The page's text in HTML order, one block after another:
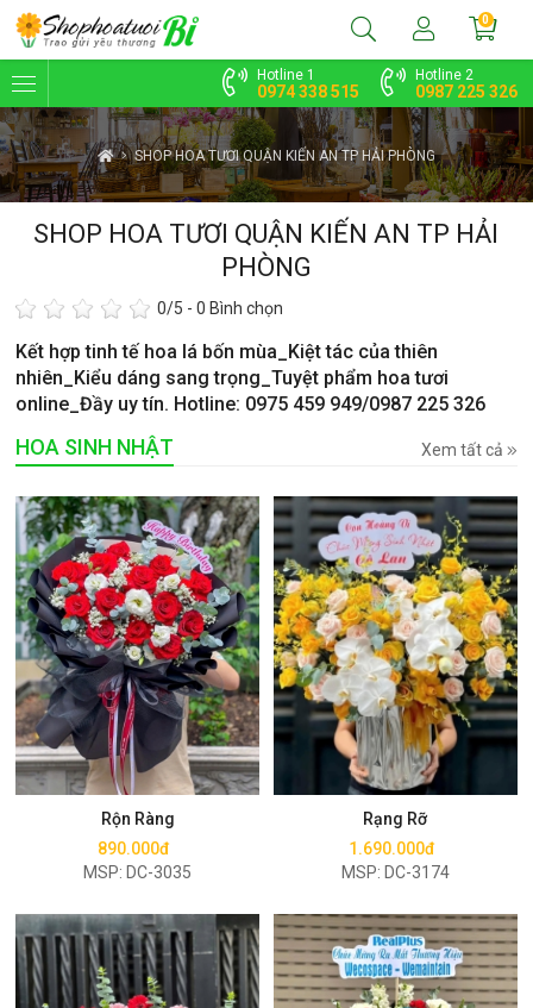
Hotline 1
0974 338 515
Hotline 2
0987 225 326
0
SHOP HOA TƯƠI QUẬN KIẾN AN TP HẢI PHÒNG
SHOP HOA TƯƠI QUẬN KIẾN AN TP HẢI
PHÒNG
0/5 -0 Bình chọn
Kết hợp tinh tế hoa lá bốn mùa_Kiệt tác của thiên
nhiên_Kiểu dáng sang trọng_Tuyệt phẩm hoa tươi
online_Đầy uy tín. Hotline: 0975 459 949/0987 225 326
HOA SINH NHẬT Xem tất cả
Rộn Ràng
890.000đ
MSP: DC-3035
Mua ngay
Rạng Rỡ
1.690.000đ
MSP: DC-3174
Mua ngay